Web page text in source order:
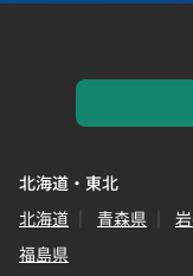
北海道・東北
北海道
青森県
福島県